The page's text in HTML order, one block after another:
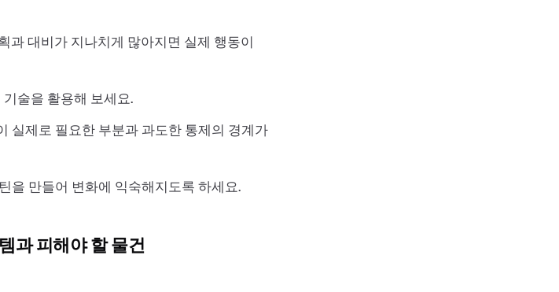
과 대비가 지나치게 많아지면 실제 행동이
술을 활용해 보세요.
실제로 필요한 부분과 과도한 통제의 경계가
을 만들어 변화에 익숙해지도록 하세요.
과 피해야 할 물건